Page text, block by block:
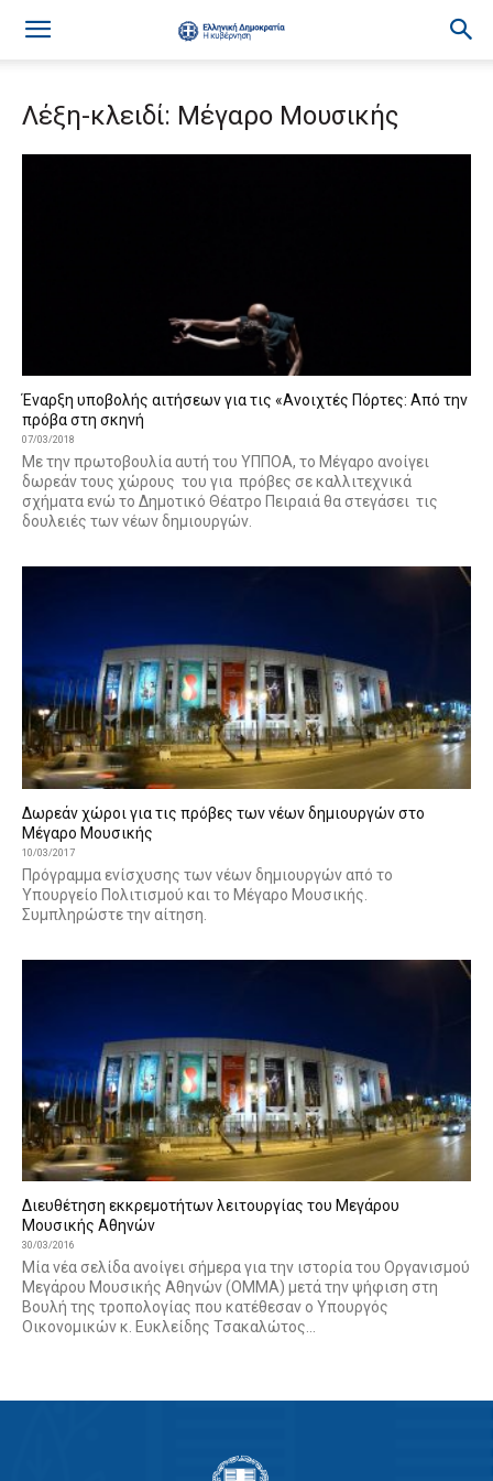
Λέξη-κλειδί: Μέγαρο Μουσικής
Έναρξη υποβολής αιτήσεων για τις «Ανοιχτές Πόρτες: Από την
πρόβα στη σκηνή
07/03/2018
Με την πρωτοβουλία αυτή του ΥΠΠΟΑ, το Μέγαρο ανοίγει
δωρεάν τους χώρους του για πρόβες σε καλλιτεχνικά
σχήματα ενώ το Δημοτικό Θέατρο Πειραιά θα στεγάσει τις
δουλειές των νέων δημιουργών.
Δωρεάν χώροι για τις πρόβες των νέων δημιουργών στο
Μέγαρο Μουσικής
10/03/2017
Πρόγραμμα ενίσχυσης των νέων δημιουργών από το
Υπουργείο Πολιτισμού και το Μέγαρο Μουσικής.
Συμπληρώστε την αίτηση.
Διευθέτηση εκκρεμοτήτων λειτουργίας του Μεγάρου
Μουσικής Αθηνών
30/03/2016
Μία νέα σελίδα ανοίγει σήμερα για την ιστορία του Οργανισμού
Μεγάρου Μουσικής Αθηνών (ΟΜΜΑ) μετά την ψήφιση στη
Βουλή της τροπολογίας που κατέθεσαν ο Υπουργός
Οικονομικών κ. Ευκλείδης Τσακαλώτος...